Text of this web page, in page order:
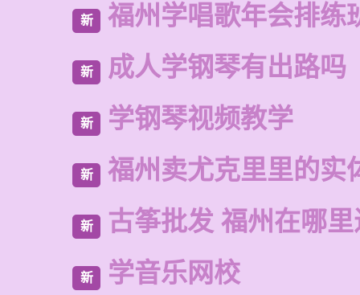
新 福州学唱歌年会排练
新 成人学钢琴有出路吗
新 学钢琴视频教学
新 福州卖尤克里里的实
新 古筝批发 福州在哪
新 学音乐网校